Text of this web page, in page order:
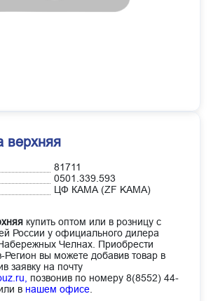
верхняя
81711
0501.339.593
ЦФ КАМА (ZF KAMA)
купить оптом или в розницу с
России у официального дилера
Челнах. Приобрести
Регион вы можете добавив товар в
заявку на почту
позвонив по номеру 8(8552) 44-
в нашем офисе